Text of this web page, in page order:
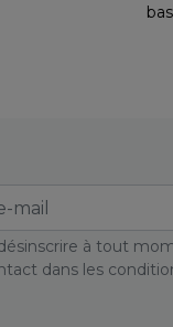
à tout
dans les